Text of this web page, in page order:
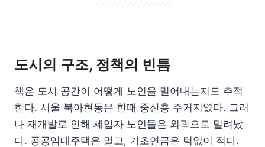
도시의 구조, 정책의 빈틈
책은 도시 공간이 어떻게 노인을 밀어내는지도 추적
한다. 서울 북아현동은 한때 중산층 주거지였다. 그러
나 재개발로 인해 세입자 노인들은 외곽으로 밀려났
다. 공공임대주택은 멀고, 기초연금은 턱없이 적다.